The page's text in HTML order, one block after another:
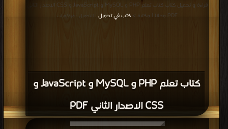
كتاب تعلم PHP و MySQL و JavaScript و
CSS الاصدار الثاني PDF
قراءة و تحميل كتاب كتاب تعلم PHP و MySQL و JavaScript و CSS الاصدار الثاني
PDF مجانا | مكتبة >
كتب في تحميل | التحميل : مرة/مرات